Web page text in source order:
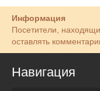
Информация
Посетители,
оставлять
Навигация